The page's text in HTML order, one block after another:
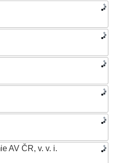
AV ČR, v. v. i.